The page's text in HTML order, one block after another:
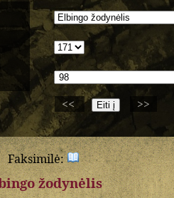
<<
>>
Faksimilė:
žodynėlis